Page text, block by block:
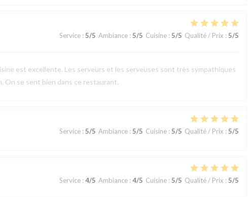
Service: 5/5 Ambiance: 5/5 Cuisine: 5/5 Qualité / Prix : 5/5
est excellente. Les serveurs et les serveuses sont très sympathiques
On se sent bien dans ce restaurant.
Service: 5/5 Ambiance: 5/5 Cuisine: 5/5 Qualité / Prix : 5/5
Service: 4/5 Ambiance: 4/5 Cuisine: 5/5 Qualité / Prix : 5/5